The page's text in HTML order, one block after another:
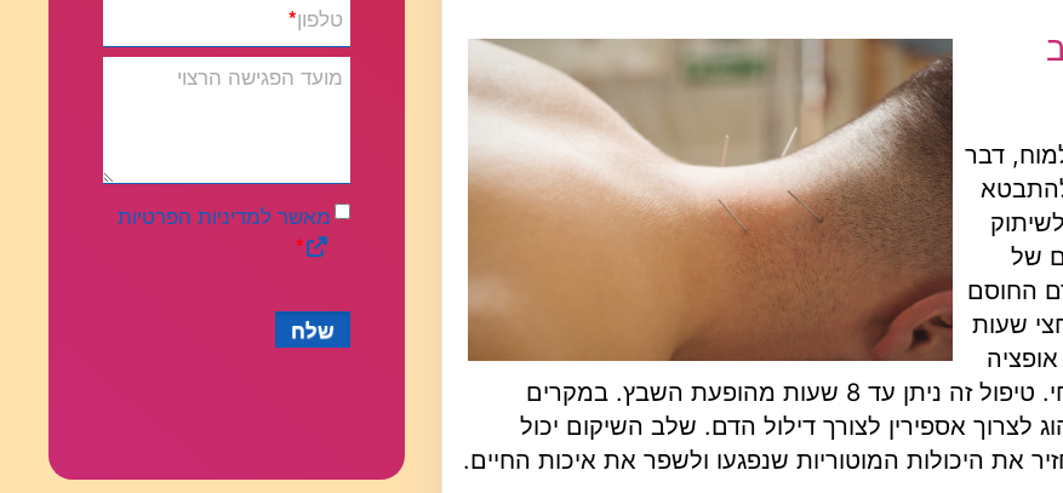
דבר
להתבטא
של
החוסם
הדם למוח. ניתן להשתמש בתרופה עד 4 וחצי שעות
נוספת, היא לפתוח את החסימה באמצעות צינתור מוחי. טיפול זה ניתן עד 8 שעות מהופעת השבץ. במקרים
לצרוך אספירין לצורך דילול הדם. שלב השיקום יכול
את היכולות המוטוריות שנפגעו ולשפר את איכות החיים.
טלפון*
מועד הפגישה הרצוי
מאשר למדיניות הפרטיות
*
שלח